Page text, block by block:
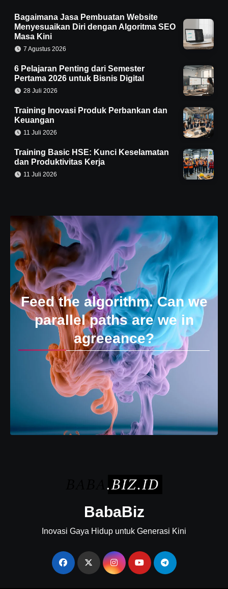
Bagaimana Jasa Pembuatan Website
Menyesuaikan Diri dengan Algoritma SEO
Masa Kini
7 Agustus 2026
6 Pelajaran Penting dari Semester
Pertama 2026 untuk Bisnis Digital
28 Juli 2026
Training Inovasi Produk Perbankan dan
Keuangan
11 Juli 2026
Training Basic HSE: Kunci Keselamatan
dan Produktivitas Kerja
11 Juli 2026
Feed the algorithm. Can we
parallel paths are we in
agreeance?
BabaBiz
Inovasi Gaya Hidup untuk Generasi Kini